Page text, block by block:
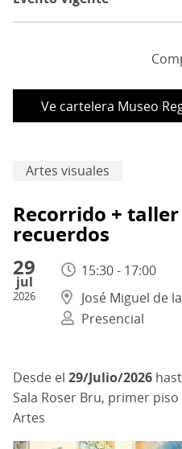
Ve cartelera Museo
Artes visuales
Recorrido +
recuerdos
29
jul
2026
15:30 - 17:00
José Miguel de
Presencial
29/Julio/2026
Sala Roser Bru, primer
Artes